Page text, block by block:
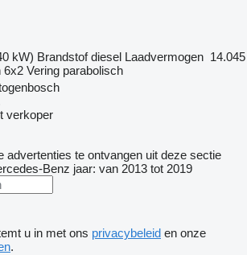
kW) Brandstof diesel Laadvermogen 14.045
6x2 Vering parabolisch
verkoper
advertenties te ontvangen uit deze sectie
Benz jaar: van 2013 tot 2019
u in met ons privacybeleid en onze
.